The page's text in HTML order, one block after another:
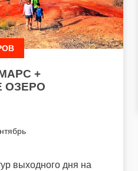
+
ОЗЕРО
выходного дня на